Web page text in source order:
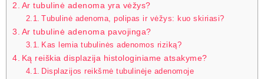
Ar tubulinė adenoma yra vėžys?
Tubulinė adenoma, polipas ir vėžys: kuo skiriasi?
Ar tubulinė adenoma pavojinga?
Kas lemia tubulinės adenomos riziką?
Ką reiškia displazija histologiniame atsakyme?
Displazijos reikšmė tubulinėje adenomoje